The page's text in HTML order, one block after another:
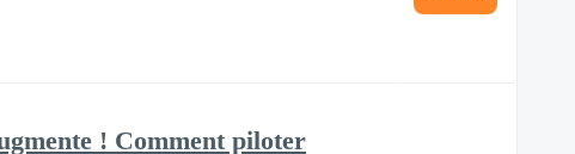
! Comment piloter